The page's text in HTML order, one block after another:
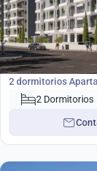
€376 000
Apartamento
2 dormitorios
2 Dormitorios